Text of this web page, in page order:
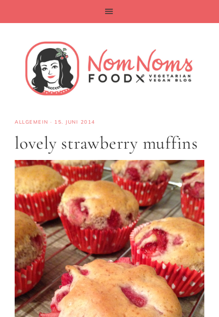
ALLGEMEIN · 15. JUNI 2014
lovely strawberry muffins